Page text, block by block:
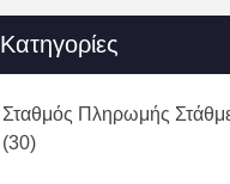
Κατηγορίες
Σταθμός Πληρωμής
(30)